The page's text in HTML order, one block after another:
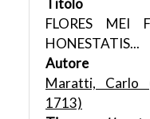
Titolo
FLORES MEI
HONESTATIS...
Autore
Maratti, Carlo
1713)